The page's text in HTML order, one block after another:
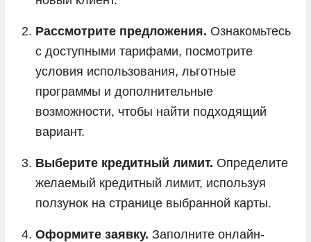
Рассмотрите предложения. Ознакомьтесь
с доступными тарифами, посмотрите
условия использования, льготные
программы и дополнительные
возможности, чтобы найти подходящий
вариант.
Выберите кредитный лимит. Определите
желаемый кредитный лимит, используя
ползунок на странице выбранной карты.
Оформите заявку. Заполните онлайн-